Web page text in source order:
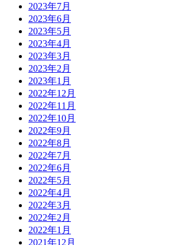
2023年7月
2023年6月
2023年5月
2023年4月
2023年3月
2023年2月
2023年1月
2022年12月
2022年11月
2022年10月
2022年9月
2022年8月
2022年7月
2022年6月
2022年5月
2022年4月
2022年3月
2022年2月
2022年1月
2021年12月